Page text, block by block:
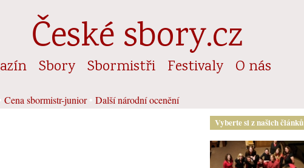
České sbory.cz
Sbory Sbormistři Festivaly O nás
Cena sbormistr-junior• Další národní ocenění
Vyberte si z našich článků